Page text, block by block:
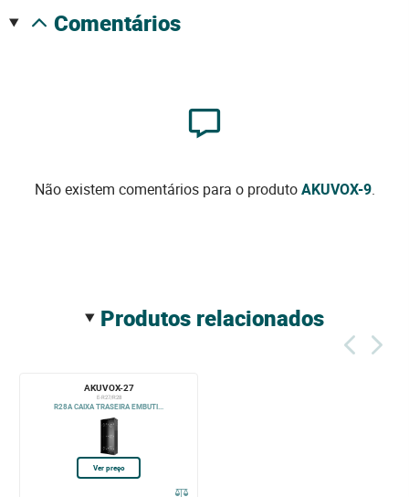
comentários
Não existem comentários para o produtoAKUVOX-9.
produtos relacionados
AKUVOX-27
E-R27/R28
R28A CAIXA TRASEIRA EMBUTI...
Ver preço